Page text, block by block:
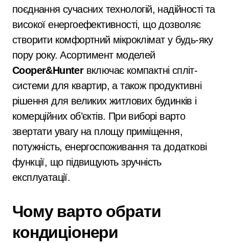
поєднання сучасних технологій, надійності та
високої енергоефективності, що дозволяє
створити комфортний мікроклімат у будь-яку
пору року. Асортимент моделей
Cooper&Hunterвключає компактні спліт-
системи для квартир, а також продуктивні
рішення для великих житлових будинків і
комерційних об’єктів. При виборі варто
звертати увагу на площу приміщення,
потужність, енергоспоживання та додаткові
функції, що підвищують зручність
експлуатації.
Чому варто обрати
кондиціонери